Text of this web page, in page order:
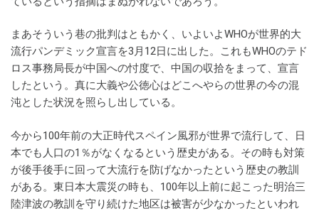
まあそういう巷の批判はともかく、いよいよWHOが世界的大
流行パンデミック宣言を3月12日に出した。これもWHOのテド
ロス事務局長が中国への忖度で、中国の収拾をまって、宣言
したという。真に大義や公徳心はどこへやらの世界の今の混
沌とした状況を照らし出している。
今から100年前の大正時代スペイン風邪が世界で流行して、日
本でも人口の1％がなくなるという歴史がある。その時も対策
が後手後手に回って大流行を防げなかったという歴史の教訓
がある。東日本大震災の時も、100年以上前に起こった明治三
陸津波の教訓を守り続けた地区は被害が少なかったといわれ